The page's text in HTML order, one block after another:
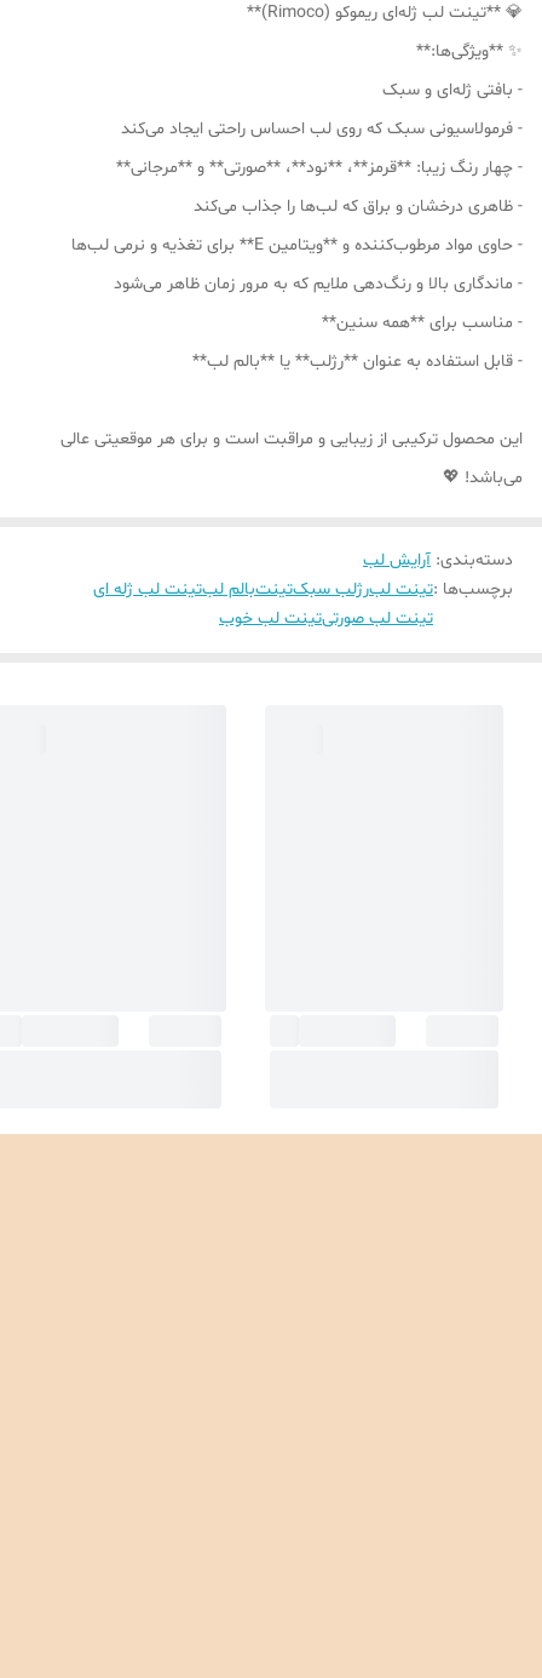
💎 **تینت لب ژله‌ای ریموکو (Rimoco)**
✨ **ویژگی‌ها:**
- بافتی ژله‌ای و سبک
- فرمولاسیونی سبک که روی لب احساس راحتی ایجاد می‌کند
- چهار رنگ زیبا: **قرمز**، **نود**، **صورتی** و **مرجانی**
- ظاهری درخشان و براق که لب‌ها را جذاب می‌کند
- حاوی مواد مرطوب‌کننده و **ویتامین E** برای تغذیه و نرمی لب‌ها
- ماندگاری بالا و رنگ‌دهی ملایم که به مرور زمان ظاهر می‌شود
- مناسب برای **همه سنین**
- قابل استفاده به عنوان **رژلب** یا **بالم لب**
این محصول ترکیبی از زیبایی و مراقبت است و برای هر موقعیتی عالی
می‌باشد! 💖
دسته‌بندی: آرایش لب
برچسب‌ها :تینت لبرژلب سبکتینتبالم لبتینت لب ژله ای
تینت لب صورتیتینت لب خوب